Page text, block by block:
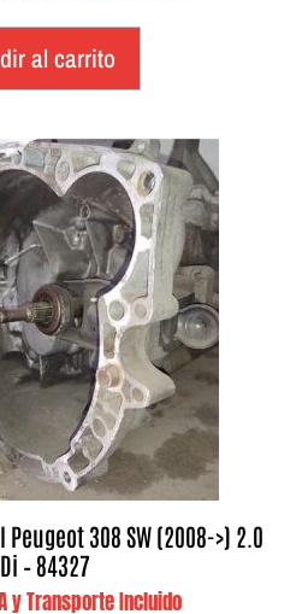
al carrito
308 SW (2008->) 2.0
– 84327
y Transporte Incluido